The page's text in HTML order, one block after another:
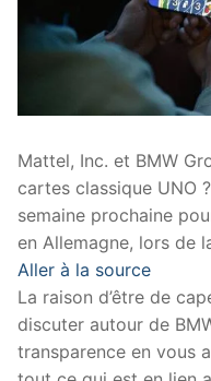
Mattel, Inc. et BMW
cartes classique UNO
semaine prochaine
en Allemagne, lors de
Aller à la source
La raison d’être de
discuter autour de
transparence en vous